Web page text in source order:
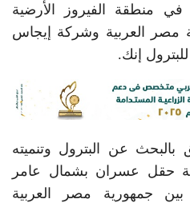
في منطقة الفيروز الأرضية
مصر العربية وشركة إيجاس
إنك.
بالبحث عن البترول وتنميته
حقل عسران بشمال عامر
بين جمهورية مصر العربية